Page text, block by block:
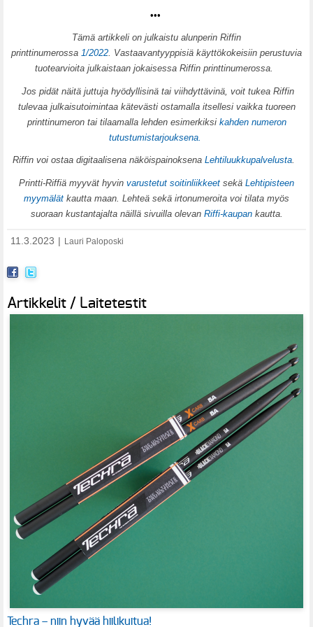
•••
Tämä artikkeli on julkaistu alunperin Riffin
printtinumerossa 1/2022. Vastaavantyyppisiä käyttökokeisiin perustuvia
tuotearvioita julkaistaan jokaisessa Riffin printtinumerossa.
Jos pidät näitä juttuja hyödyllisinä tai viihdyttävinä, voit tukea Riffin
tulevaa julkaisutoimintaa kätevästi ostamalla itsellesi vaikka tuoreen
printtinumeron tai tilaamalla lehden esimerkiksi kahden numeron
tutustumistarjouksena.
Riffin voi ostaa digitaalisena näköispainoksena Lehtiluukkupalvelusta.
Printti-Riffiä myyvät hyvin varustetut soitinliikkeet sekä Lehtipisteen
myymälät kautta maan. Lehteä sekä irtonumeroita voi tilata myös
suoraan kustantajalta näillä sivuilla olevan Riffi-kaupankautta.
11.3.2023 Lauri Paloposki
Artikkelit / Laitetestit
Techra – niin hyvää hiilikuitua!